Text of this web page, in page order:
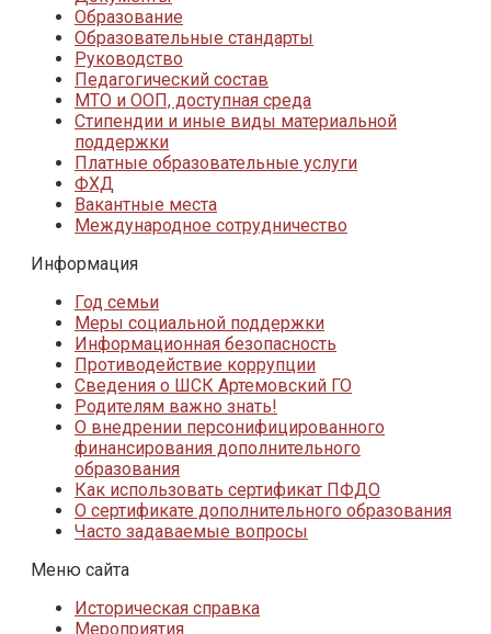
Образование
Образовательные стандарты
Руководство
Педагогический состав
МТО и ООП, доступная среда
Стипендии и иные виды материальной
поддержки
Платные образовательные услуги
ФХД
Вакантные места
Международное сотрудничество
Информация
Год семьи
Меры социальной поддержки
Информационная безопасность
Противодействие коррупции
Сведения о ШСК Артемовский ГО
Родителям важно знать!
О внедрении персонифицированного
финансирования дополнительного
образования
Как использовать сертификат ПФДО
О сертификате дополнительного образования
Часто задаваемые вопросы
Меню сайта
Историческая справка
Мероприятия